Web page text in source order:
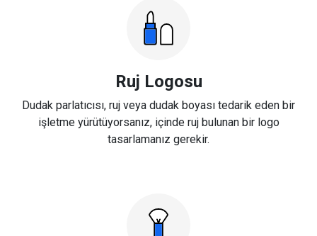
Ruj Logosu
Dudak parlatıcısı, ruj veya dudak boyası tedarik eden bir
işletme yürütüyorsanız, içinde ruj bulunan bir logo
tasarlamanız gerekir.